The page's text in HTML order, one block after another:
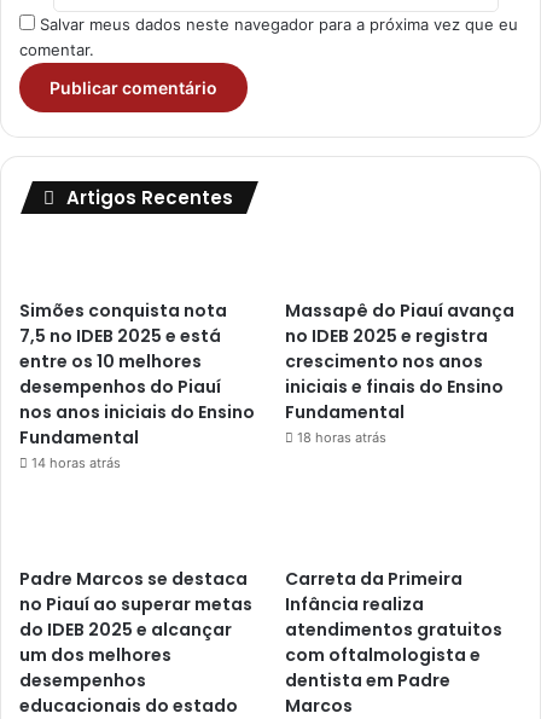
Salvar meus dados neste navegador para a próxima vez que eu
comentar.
Artigos Recentes
Simões conquista nota
7,5 no IDEB 2025 e está
entre os 10 melhores
desempenhos do Piauí
nos anos iniciais do Ensino
Fundamental
14 horas atrás
Massapê do Piauí avança
no IDEB 2025 e registra
crescimento nos anos
iniciais e finais do Ensino
Fundamental
18 horas atrás
Padre Marcos se destaca
no Piauí ao superar metas
do IDEB 2025 e alcançar
um dos melhores
desempenhos
educacionais do estado
Carreta da Primeira
Infância realiza
atendimentos gratuitos
com oftalmologista e
dentista em Padre
Marcos